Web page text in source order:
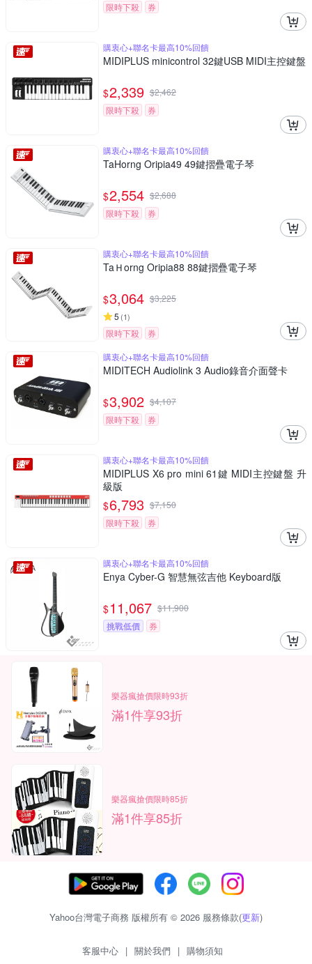
限時下殺
券
購衷心+聯名卡最高10%回饋
MIDIPLUS minicontrol 32鍵USB MIDI主控鍵盤
$2,339 $2,462
限時下殺
券
購衷心+聯名卡最高10%回饋
TaHorng Oripia49 49鍵摺疊電子琴
$2,554 $2,688
限時下殺
券
購衷心+聯名卡最高10%回饋
TaＨorng Oripia88 88鍵摺疊電子琴
$3,064 $3,225
5 (1)
限時下殺
券
購衷心+聯名卡最高10%回饋
MIDITECH Audiolink 3 Audio錄音介面聲卡
$3,902 $4,107
限時下殺
券
購衷心+聯名卡最高10%回饋
MIDIPLUS X6 pro mini 61鍵 MIDI主控鍵盤 升
級版
$6,793 $7,150
限時下殺
券
購衷心+聯名卡最高10%回饋
Enya Cyber-G 智慧無弦吉他 Keyboard版
$11,067 $11,900
挑戰低價
券
樂器瘋搶價限時93折
滿1件享93折
樂器瘋搶價限時85折
滿1件享85折
Yahoo台灣電子商務 版權所有 © 2026 服務條款(更新)
客服中心 | 關於我們 | 購物須知